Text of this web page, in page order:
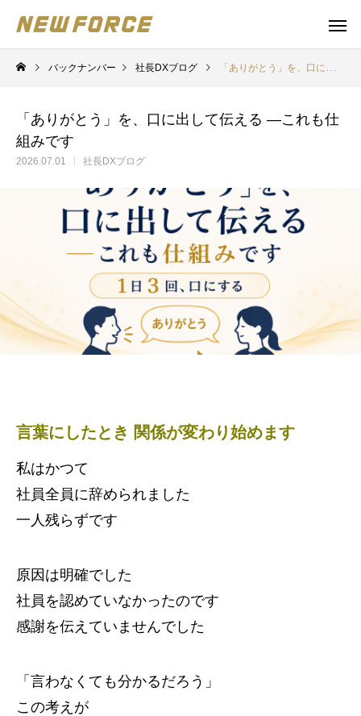
WEBコンテンツ
WEBマーケティング戦略立案
Claude
補助金の取得
バックナンバー 社長DXブログ 「ありがとう」を、口に出して伝える ―これも仕組みです
「ありがとう」を、口に出して伝える ―これも仕
組みです
2026.07.01 社長DXブログ
言葉にしたとき 関係が変わり始めます
私はかつて
社員全員に辞められました
一人残らずです
原因は明確でした
社員を認めていなかったのです
感謝を伝えていませんでした
「言わなくても分かるだろう」
この考えが